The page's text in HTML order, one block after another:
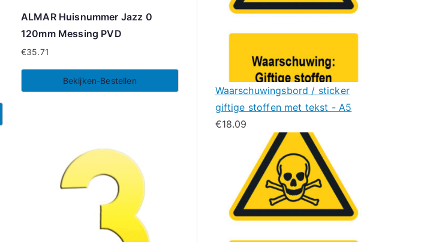
ALMAR Huisnummer Jazz 0
120mm Messing PVD
€35.71
Bekijken-Bestellen
Waarschuwingsbord / sticker
giftige stoffen met tekst - A5
€18.09